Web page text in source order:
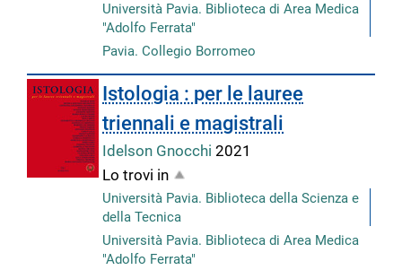
Università Pavia. Biblioteca di Area Medica
"Adolfo Ferrata"
Pavia. Collegio Borromeo
Istologia : per le lauree
triennali e magistrali
Idelson Gnocchi2021
Lo trovi in
Università Pavia. Biblioteca della Scienza e
della Tecnica
Università Pavia. Biblioteca di Area Medica
"Adolfo Ferrata"